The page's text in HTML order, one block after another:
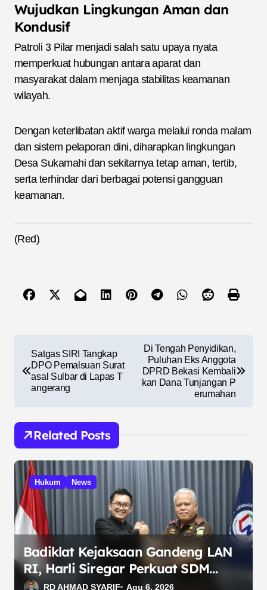
Wujudkan Lingkungan Aman dan
Kondusif
Patroli 3 Pilar menjadi salah satu upaya nyata
memperkuat hubungan antara aparat dan
masyarakat dalam menjaga stabilitas keamanan
wilayah.
Dengan keterlibatan aktif warga melalui ronda malam
dan sistem pelaporan dini, diharapkan lingkungan
Desa Sukamahi dan sekitarnya tetap aman, tertib,
serta terhindar dari berbagai potensi gangguan
keamanan.
(Red)
g
a
s
i
p
o
s
Satgas SIRI Tangkap
DPO Pemalsuan Surat
asal Sulbar di Lapas T
angerang
Di Tengah Penyidikan,
Puluhan Eks Anggota
DPRD Bekasi Kembali
kan Dana Tunjangan P
erumahan
Related Posts
Hukum News
Badiklat Kejaksaan Gandeng LAN
RI, Harli Siregar Perkuat SDM
Penegak Hukum
RD AHMAD SYARIF Agu 6, 2026